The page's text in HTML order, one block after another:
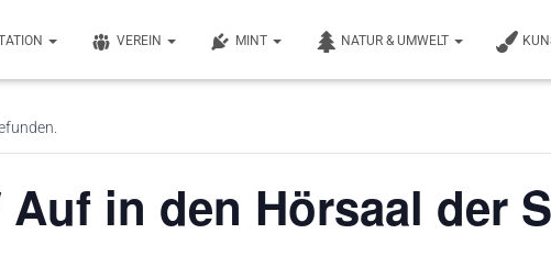
VEREIN MINT NATUR & UMWELT
in den Hörsaal der